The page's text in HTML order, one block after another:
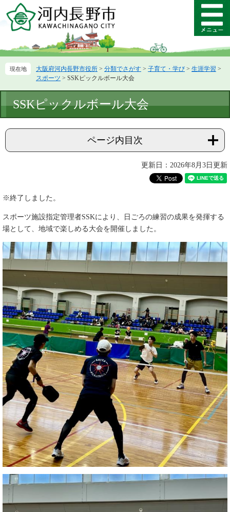
ー
先
ニ
を
て
メ
ニ
ー
大阪府河内長野市役所 > 分類でさがす > 子育て・学び > 生涯学習 >
スポーツ > SSKピックルボール大会
文
SSKピックルボール大会
ページ内目次
更新日：2026年8月3日更新
※終了しました。
スポーツ施設指定管理者SSKにより、日ごろの練習の成果を発揮する
場として、地域で楽しめる大会を開催しました。